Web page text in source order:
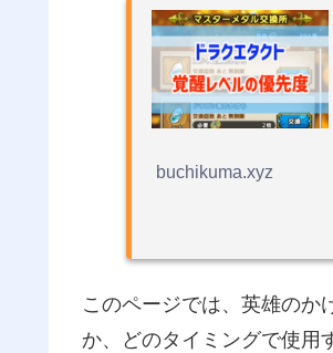
buchikuma.xyz
このページでは、英雄のか
か、どのタイミングで使用